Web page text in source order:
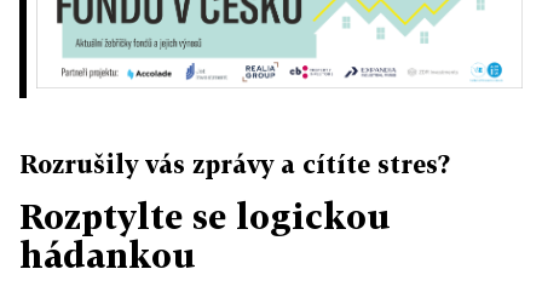
Rozrušily vás zprávy a cítíte stres?
Rozptylte se logickou
hádankou